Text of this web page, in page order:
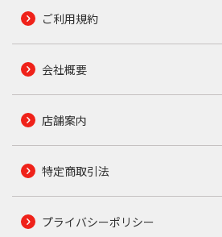
ご利用規約
会社概要
店舗案内
特定商取引法
プライバシーポリシー